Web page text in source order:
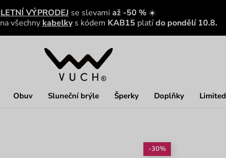
LETNÍ VÝPRODEJ se slevami až -50 % ☀️
na všechny kabelky s kódem KAB15 platído pondělí 10.8.
Obuv Sluneční brýle Šperky Doplňky Limited
-30%